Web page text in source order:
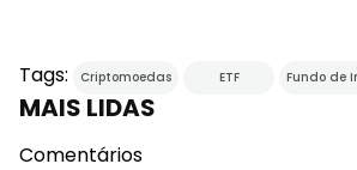
Tags: Criptomoedas ETF Fundo de
MAIS LIDAS
Comentários